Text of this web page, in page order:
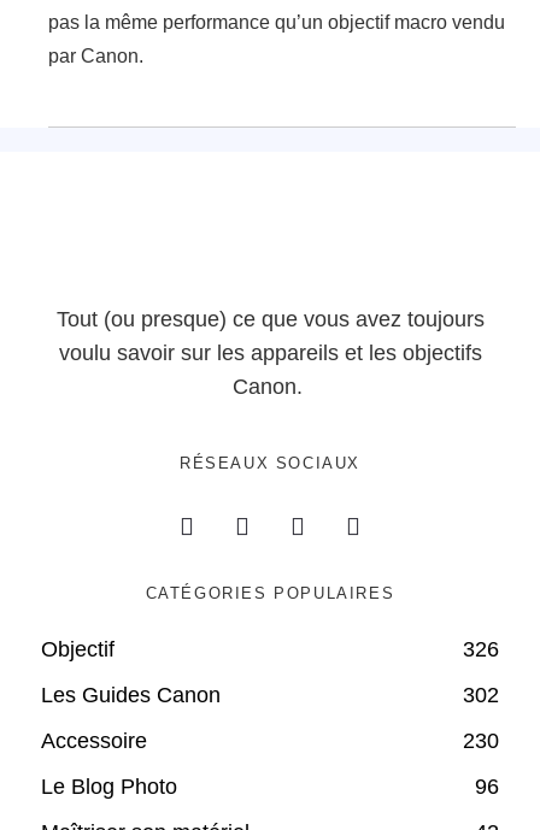
pas la même performance qu’un objectif macro vendu
par Canon.
Tout (ou presque) ce que vous avez toujours
voulu savoir sur les appareils et les objectifs
Canon.
RÉSEAUX SOCIAUX
CATÉGORIES POPULAIRES
Objectif
326
Les Guides Canon
302
Accessoire
230
Le Blog Photo
96